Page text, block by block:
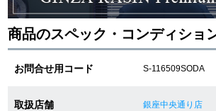
ショッピングローンの流れ
よくある質問
商品のスペック・コンディショ
お問合せ用コード S-116509SODA
取扱店舗 銀座中央通り店